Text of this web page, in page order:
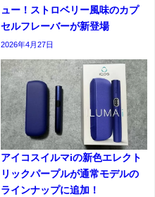
ュー！ストロベリー風味のカプ
セルフレーバーが新登場
2026年4月27日
アイコスイルマiの新色エレクト
リックパープルが通常モデルの
ラインナップに追加！